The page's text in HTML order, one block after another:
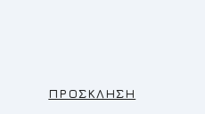
ΠΡΟΣΚΛΗΣΗ